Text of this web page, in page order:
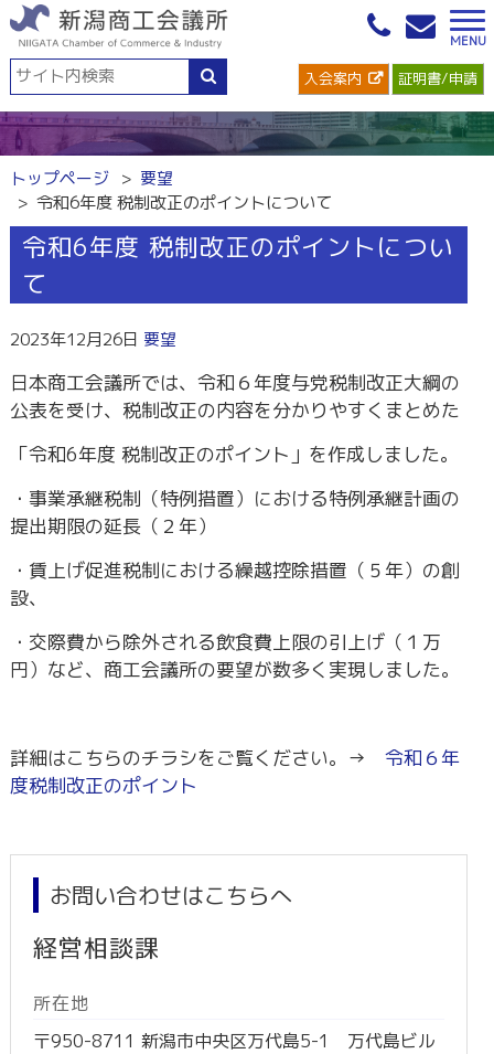
入会案内 証明書/申請
トップページ
要望
令和6年度 税制改正のポイントについて
令和6年度 税制改正のポイントについ
て
2023年12月26日 要望
日本商工会議所では、令和６年度与党税制改正大綱の
公表を受け、税制改正の内容を分かりやすくまとめた
「令和6年度 税制改正のポイント」を作成しました。
・事業承継税制（特例措置）における特例承継計画の
提出期限の延長（２年）
・賃上げ促進税制における繰越控除措置（５年）の創
設、
・交際費から除外される飲食費上限の引上げ（１万
円）など、商工会議所の要望が数多く実現しました。
詳細はこちらのチラシをご覧ください。→ 令和６年
度税制改正のポイント
お問い合わせはこちらへ
経営相談課
所在地
〒950-8711 新潟市中央区万代島5-1 万代島ビル